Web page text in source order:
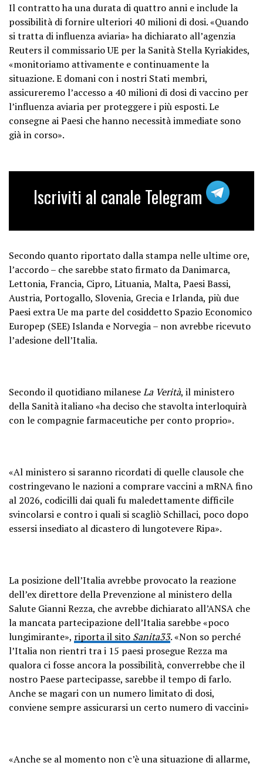
Il contratto ha una durata di quattro anni e include la
possibilità di fornire ulteriori 40 milioni di dosi. «Quando
si tratta di influenza aviaria» ha dichiarato all’agenzia
Reuters il commissario UE per la Sanità Stella Kyriakides,
«monitoriamo attivamente e continuamente la
situazione. E domani con i nostri Stati membri,
assicureremo l’accesso a 40 milioni di dosi di vaccino per
l’influenza aviaria per proteggere i più esposti. Le
consegne ai Paesi che hanno necessità immediate sono
già in corso».
Iscriviti al canale Telegram
Secondo quanto riportato dalla stampa nelle ultime ore,
l’accordo – che sarebbe stato firmato da Danimarca,
Lettonia, Francia, Cipro, Lituania, Malta, Paesi Bassi,
Austria, Portogallo, Slovenia, Grecia e Irlanda, più due
Paesi extra Ue ma parte del cosiddetto Spazio Economico
Europep (SEE) Islanda e Norvegia – non avrebbe ricevuto
l’adesione dell’Italia.
Secondo il quotidiano milaneseLa Verità, il ministero
della Sanità italiano «ha deciso che stavolta interloquirà
con le compagnie farmaceutiche per conto proprio».
«Al ministero si saranno ricordati di quelle clausole che
costringevano le nazioni a comprare vaccini a mRNA fino
al 2026, codicilli dai quali fu maledettamente difficile
svincolarsi e contro i quali si scagliò Schillaci, poco dopo
essersi insediato al dicastero di lungotevere Ripa».
La posizione dell’Italia avrebbe provocato la reazione
dell’ex direttore della Prevenzione al ministero della
Salute Gianni Rezza, che avrebbe dichiarato all’ANSA che
la mancata partecipazione dell’Italia sarebbe «poco
lungimirante», riporta il sito Sanita33. «Non so perché
l’Italia non rientri tra i 15 paesi prosegue Rezza ma
qualora ci fosse ancora la possibilità, converrebbe che il
nostro Paese partecipasse, sarebbe il tempo di farlo.
Anche se magari con un numero limitato di dosi,
conviene sempre assicurarsi un certo numero di vaccini»
«Anche se al momento non c’è una situazione di allarme,